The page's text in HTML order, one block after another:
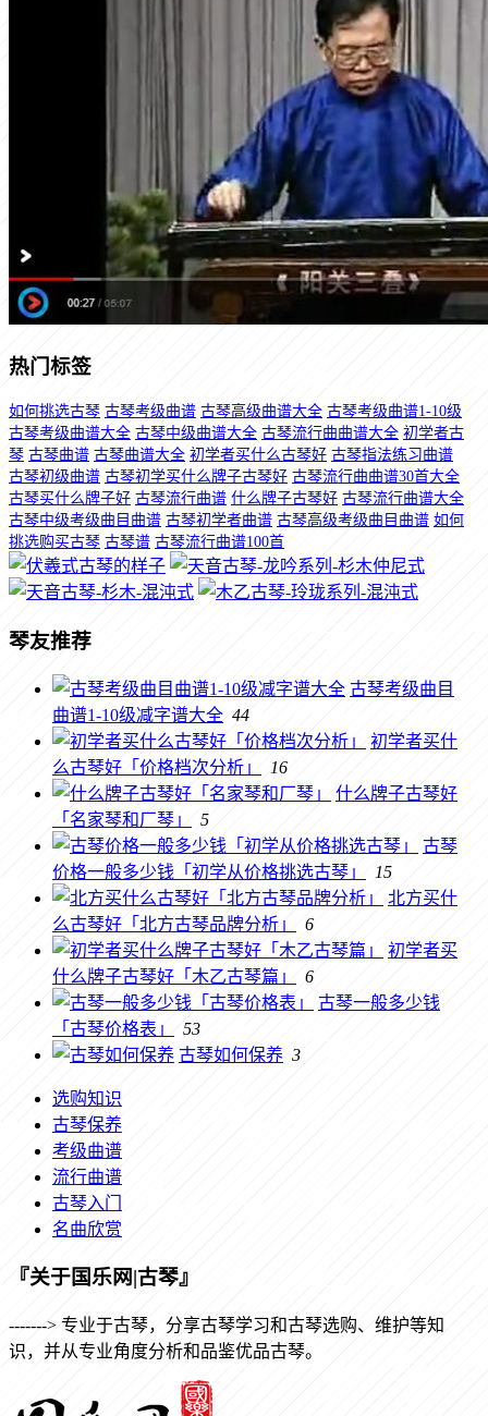
热门标签
如何挑选古琴 古琴考级曲谱 古琴高级曲谱大全 古琴考级曲谱1-10级
古琴考级曲谱大全 古琴中级曲谱大全 古琴流行曲曲谱大全 初学者古
琴 古琴曲谱 古琴曲谱大全 初学者买什么古琴好 古琴指法练习曲谱
古琴初级曲谱 古琴初学买什么牌子古琴好 古琴流行曲曲谱30首大全
古琴买什么牌子好 古琴流行曲谱 什么牌子古琴好 古琴流行曲谱大全
古琴中级考级曲目曲谱 古琴初学者曲谱 古琴高级考级曲目曲谱 如何
挑选购买古琴 古琴谱 古琴流行曲谱100首
琴友推荐
古琴考级曲目
曲谱1-10级减字谱大全 44
初学者买什
么古琴好「价格档次分析」
16
什么牌子古琴好
「名家琴和厂琴」
5
古琴
价格一般多少钱「初学从价格挑选古琴」
15
北方买什
么古琴好「北方古琴品牌分析」
6
初学者买
什么牌子古琴好「木乙古琴篇」
6
古琴一般多少钱
「古琴价格表」
53
古琴如何保养 3
选购知识
古琴保养
考级曲谱
流行曲谱
古琴入门
名曲欣赏
『关于国乐网|古琴』
-------> 专业于古琴，分享古琴学习和古琴选购、维护等知
识，并从专业角度分析和品鉴优品古琴。